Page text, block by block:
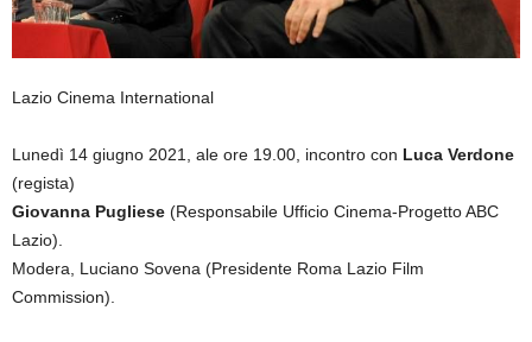
Lazio Cinema International
Lunedì 14 giugno 2021, ale ore 19.00, incontro con Luca Verdone
(regista)
Giovanna Pugliese (Responsabile Ufficio Cinema-Progetto ABC
Lazio).
Modera, Luciano Sovena (Presidente Roma Lazio Film
Commission).